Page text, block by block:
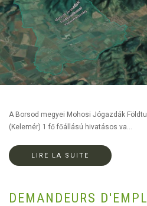
A Borsod megyei Mohosi Jógazdák
(Kelemér) 1 fő főállású hivatásos va...
LIRE LA SUITE
DEMANDEURS